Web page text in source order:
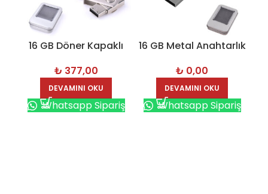
16 GB Döner Kapaklı
Bellek – 7263-16GB
₺ 377,00
DEVAMINI OKU
Whatsapp Sipariş
16 GB Metal Anahtarlık
16GB
₺ 0,00
DEVAMINI OKU
Whatsapp Sipariş